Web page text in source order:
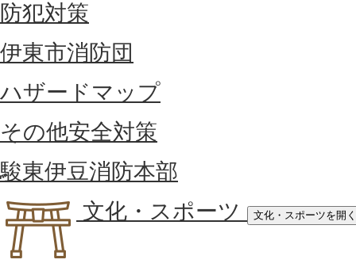
防犯対策
伊東市消防団
ハザードマップ
その他安全対策
駿東伊豆消防本部
文化・スポーツ
文化・スポーツを開く